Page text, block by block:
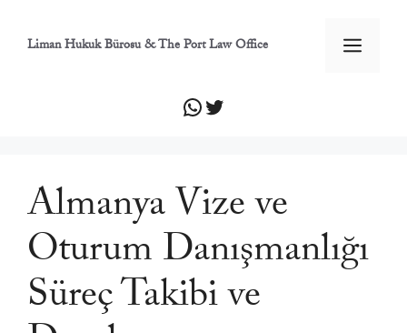
Liman Hukuk Bürosu & The Port Law Office
WhatsApp
Twitter
Almanya Vize ve
Oturum Danışmanlığı
Süreç Takibi ve